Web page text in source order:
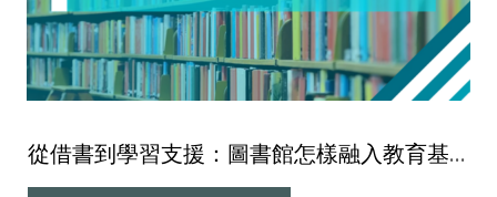
從借書到學習支援：圖書館怎樣融入教育基建？